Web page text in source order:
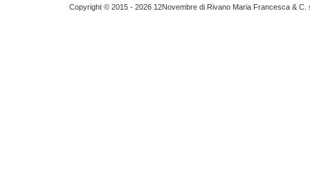
Copyright © 2015 - 2026 12Novembre di Rivano Maria Francesca &